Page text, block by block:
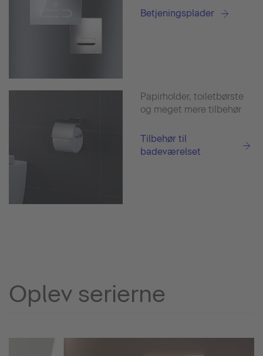
Betjeningsplader
Papirholder, toiletbørste
og meget mere tilbehør
Tilbehør til
badeværelset
Oplev serierne